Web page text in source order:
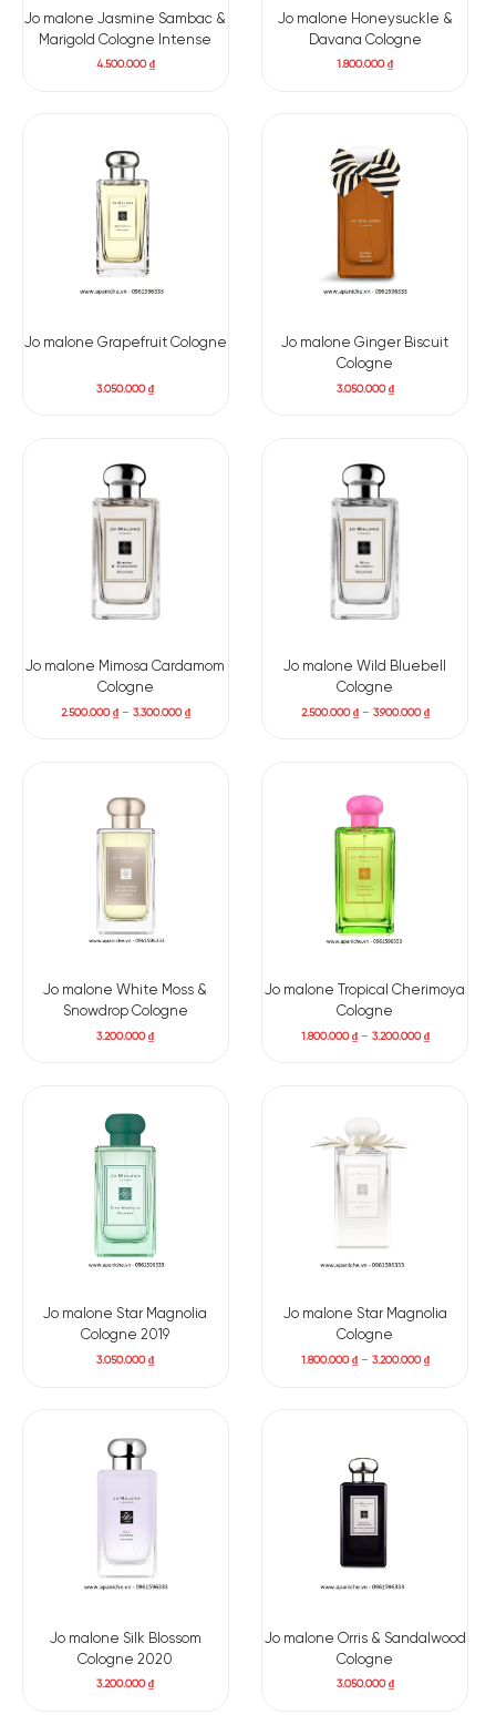
Jo malone Jasmine Sambac &
Marigold Cologne Intense
4.500.000₫
Jo malone Honeysuckle &
Davana Cologne
1.800.000₫
Jo malone Grapefruit Cologne
3.050.000₫
Jo malone Ginger Biscuit
Cologne
3.050.000₫
Jo malone Mimosa Cardamom
Cologne
2.500.000₫– 3.300.000₫
Jo malone Wild Bluebell
Cologne
2.500.000₫– 3.900.000₫
Jo malone White Moss &
Snowdrop Cologne
3.200.000₫
Jo malone Tropical Cherimoya
Cologne
1.800.000₫– 3.200.000₫
Jo malone Star Magnolia
Cologne 2019
3.050.000₫
Jo malone Star Magnolia
Cologne
1.800.000₫– 3.200.000₫
Jo malone Silk Blossom
Cologne 2020
3.200.000₫
Jo malone Orris & Sandalwood
Cologne
3.050.000₫